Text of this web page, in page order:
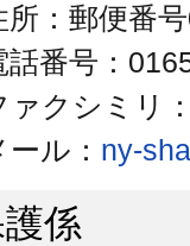
所：郵便番
話番号：
ァクシミリ
ール： ny-
係